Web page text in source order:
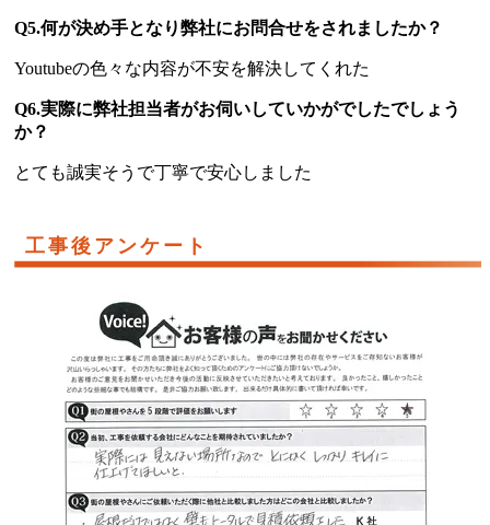
Q5.何が決め手となり弊社にお問合せをされましたか？
Youtubeの色々な内容が不安を解決してくれた
Q6.実際に弊社担当者がお伺いしていかがでしたでしょう
か？
とても誠実そうで丁寧で安心しました
工事後アンケート